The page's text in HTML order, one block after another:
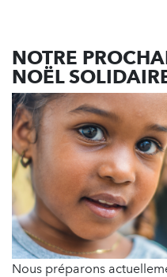
NOTRE
NOËL
Nous préparons